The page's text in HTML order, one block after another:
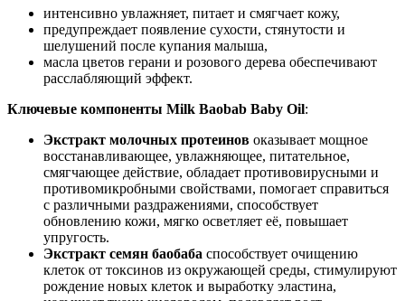
интенсивно увлажняет, питает и смягчает кожу,
предупреждает появление сухости, стянутости и
шелушений после купания малыша,
масла цветов герани и розового дерева обеспечивают
расслабляющий эффект.
Ключевые компоненты Milk Baobab Baby Oil:
Экстракт молочных протеинов оказывает мощное
восстанавливающее, увлажняющее, питательное,
смягчающее действие, обладает противовирусными и
противомикробными свойствами, помогает справиться
с различными раздражениями, способствует
обновлению кожи, мягко осветляет её, повышает
упругость.
Экстракт семян баобаба способствует очищению
клеток от токсинов из окружающей среды, стимулируют
рождение новых клеток и выработку эластина,